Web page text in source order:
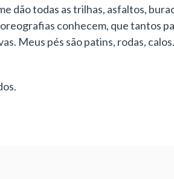
dão todas as trilhas, asfaltos,
conhecem, que tantos
Meus pés são patins, rodas,